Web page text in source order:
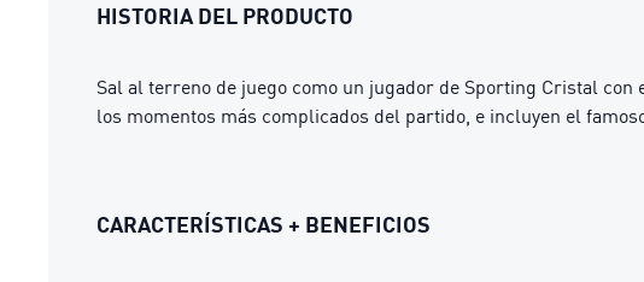
HISTORIA DEL PRODUCTO
Sal al terreno de juego como un jugador de Sporting Cristal
los momentos más complicados del partido, e incluyen el
CARACTERÍSTICAS + BENEFICIOS